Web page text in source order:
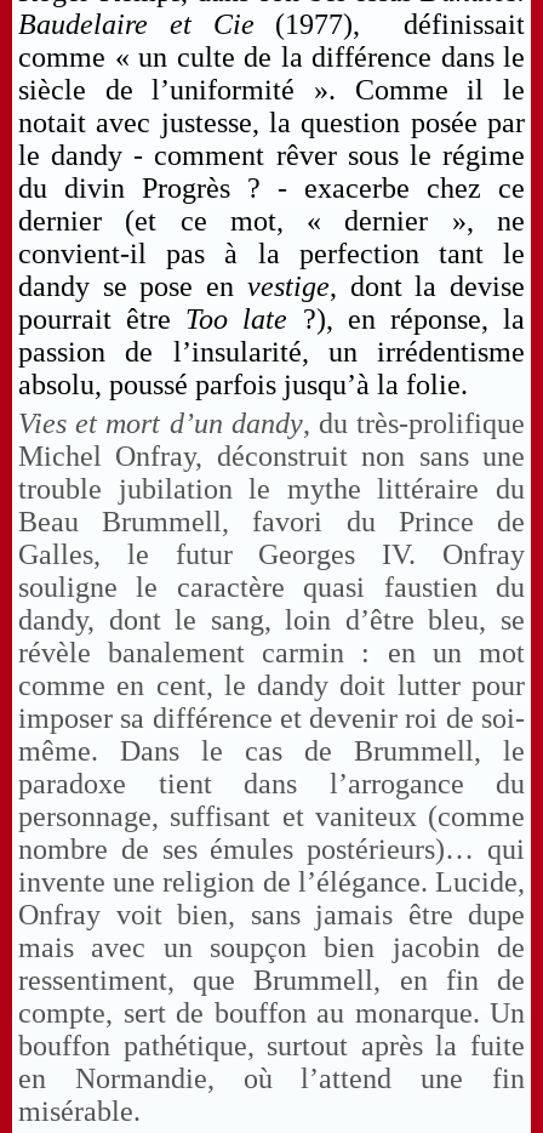
Baudelaire et Cie (1977), définissait
comme « un culte de la différence dans le
siècle de l’uniformité ». Comme il le
notait avec justesse, la question posée par
le dandy - comment rêver sous le régime
du divin Progrès ? - exacerbe chez ce
dernier (et ce mot, « dernier », ne
convient-il pas à la perfection tant le
dandy se pose en vestige, dont la devise
pourrait être Too late ?), en réponse, la
passion de l’insularité, un irrédentisme
absolu, poussé parfois jusqu’à la folie.
Vies et mort d’un dandy, du très-prolifique
Michel Onfray, déconstruit non sans une
trouble jubilation le mythe littéraire du
Beau Brummell, favori du Prince de
Galles, le futur Georges IV. Onfray
souligne le caractère quasi faustien du
dandy, dont le sang, loin d’être bleu, se
révèle banalement carmin : en un mot
comme en cent, le dandy doit lutter pour
imposer sa différence et devenir roi de soi-
même. Dans le cas de Brummell, le
paradoxe tient dans l’arrogance du
personnage, suffisant et vaniteux (comme
nombre de ses émules postérieurs)… qui
invente une religion de l’élégance. Lucide,
Onfray voit bien, sans jamais être dupe
mais avec un soupçon bien jacobin de
ressentiment, que Brummell, en fin de
compte, sert de bouffon au monarque. Un
bouffon pathétique, surtout après la fuite
en Normandie, où l’attend une fin
misérable.